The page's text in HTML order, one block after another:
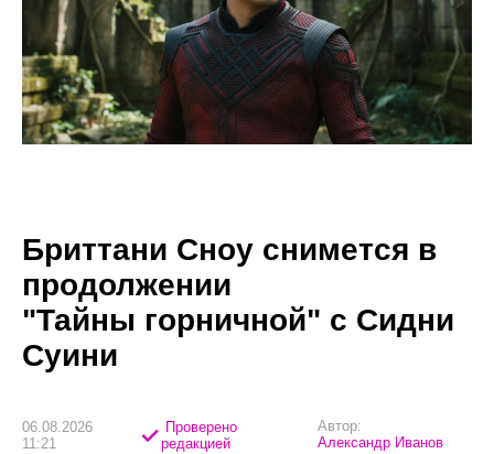
Бриттани Сноу снимется в
продолжении
"Тайны горничной" с Сидни
Суини
06.08.2026
11:21
Проверено
редакцией
Автор:
Александр Иванов